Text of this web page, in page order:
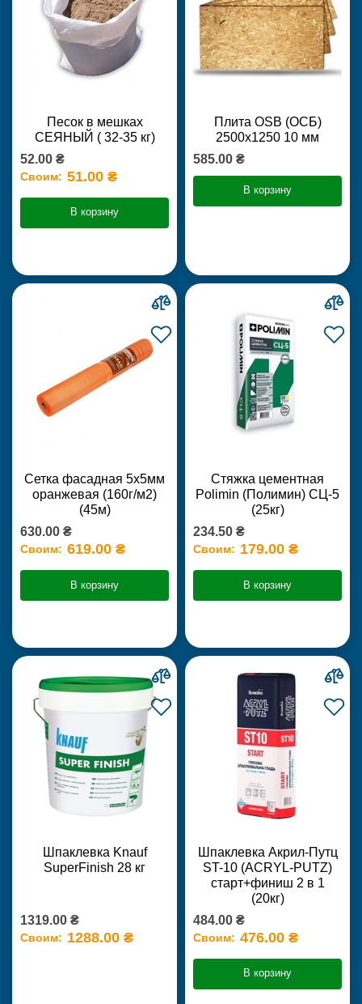
Песок в мешках
СЕЯНЫЙ ( 32-35 кг)
52.00 ₴
Своим: 51.00 ₴
В корзину
Плита OSB (ОСБ)
2500х1250 10 мм
585.00 ₴
В корзину
Сетка фасадная 5х5мм
оранжевая (160г/м2)
(45м)
630.00 ₴
Своим: 619.00 ₴
В корзину
Стяжка цементная
Polimin (Полимин) СЦ-5
(25кг)
234.50 ₴
Своим: 179.00 ₴
В корзину
Шпаклевка Knauf
SuperFinish 28 кг
1319.00 ₴
Своим: 1288.00 ₴
Шпаклевка Акрил-Путц
ST-10 (ACRYL-PUTZ)
старт+финиш 2 в 1
(20кг)
484.00 ₴
Своим: 476.00 ₴
В корзину